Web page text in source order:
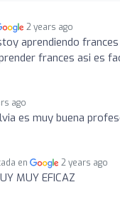
2 years ago
aprendiendo
frances asi es
ago
es muy buena
en 2 years ago
MUY EFICAZ